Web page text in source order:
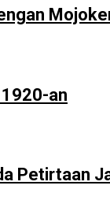
an
Petirtaan